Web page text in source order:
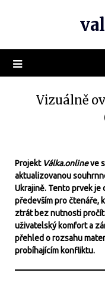
Vizuálně
Projekt Válka.onlineve
aktualizovanou
Ukrajině. Tento prvek je
především pro čtenáře,
ztrát bez nutnosti
uživatelský komfort a
přehled o rozsahu
probíhajícím konfliktu.